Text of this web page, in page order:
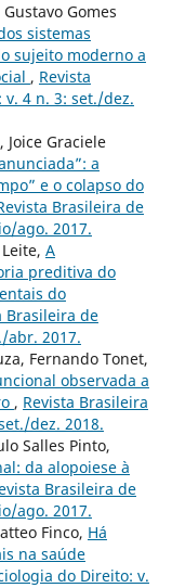
Gomes
sistemas
sujeito moderno a
, Revista
4 n. 3: set./dez.
Graciele
a
e o colapso do
Brasileira de
ago. 2017.
A
preditiva do
do
Brasileira de
abr. 2017.
Fernando Tonet,
observada a
, Revista Brasileira
dez. 2018.
Salles Pinto,
da alopoiese à
Brasileira de
ago. 2017.
Finco, Há
na saúde
do Direito: v.